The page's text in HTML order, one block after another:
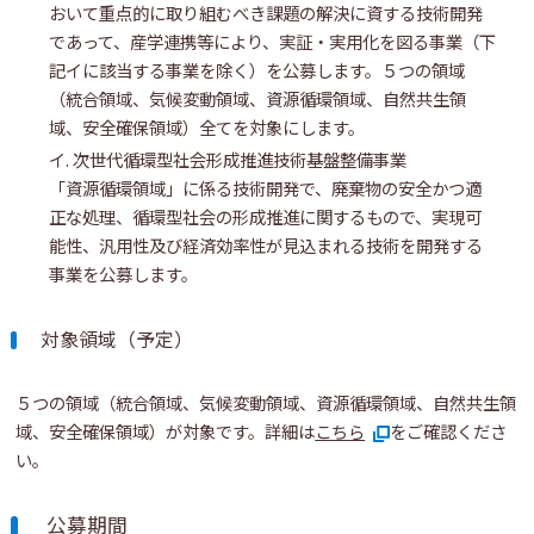
おいて重点的に取り組むべき課題の解決に資する技術開発
であって、産学連携等により、実証・実用化を図る事業（下
記イに該当する事業を除く）を公募します。５つの領域
（統合領域、気候変動領域、資源循環領域、自然共生領
域、安全確保領域）全てを対象にします。
イ. 次世代循環型社会形成推進技術基盤整備事業
「資源循環領域」に係る技術開発で、廃棄物の安全かつ適
正な処理、循環型社会の形成推進に関するもので、実現可
能性、汎用性及び経済効率性が見込まれる技術を開発する
事業を公募します。
対象領域（予定）
５つの領域（統合領域、気候変動領域、資源循環領域、自然共生領
域、安全確保領域）が対象です。詳細はこちら
をご確認くださ
い。
公募期間